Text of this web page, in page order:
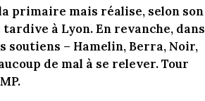
primaire mais réalise, selon son
à Lyon. En revanche, dans
soutiens – Hamelin, Berra, Noir,
de mal à se relever. Tour